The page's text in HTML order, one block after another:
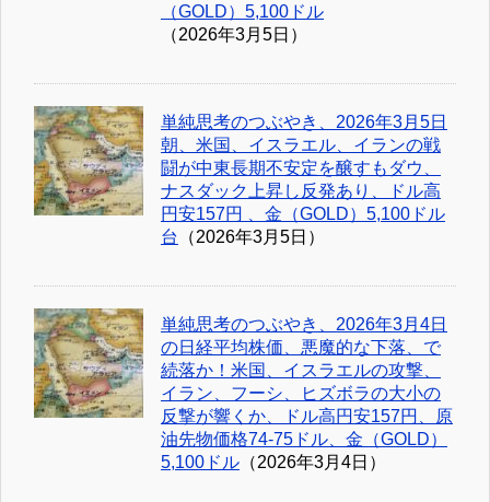
（GOLD）5,100ドル
（2026年3月5日）
単純思考のつぶやき、2026年3月5日
朝、米国、イスラエル、イランの戦
闘が中東長期不安定を醸すもダウ、
ナスダック上昇し反発あり、ドル高
円安157円 、金（GOLD）5,100ドル
台
（2026年3月5日）
単純思考のつぶやき、2026年3月4日
の日経平均株価、悪魔的な下落、で
続落か！米国、イスラエルの攻撃、
イラン、フーシ、ヒズボラの大小の
反撃が響くか、ドル高円安157円、原
油先物価格74-75ドル、金（GOLD）
5,100ドル （2026年3月4日）